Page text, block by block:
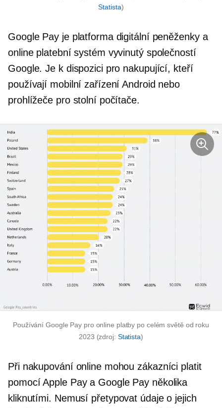
Statista)
Google Pay je platforma digitální peněženky a
online platební systém vyvinutý společností
Google. Je k dispozici pro nakupující, kteří
používají mobilní zařízení Android nebo
prohlížeče pro stolní počítače.
Používání Google Pay pro online platby po celém světě od roku
2023 (zdroj: Statista)
Při nakupování online mohou zákazníci platit
pomocí Apple Pay a Google Pay několika
kliknutími. Nemusí přetypovat údaje o jejich